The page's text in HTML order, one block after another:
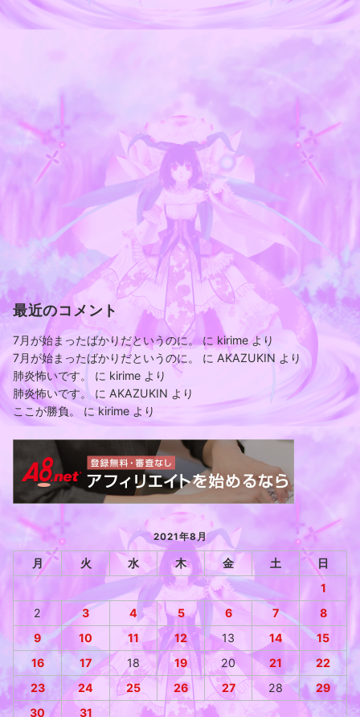
最近のコメント
7月が始まったばかりだというのに。 に kirimeより
7月が始まったばかりだというのに。
に AKAZUKIN より
肺炎怖いです。
に kirime より
肺炎怖いです。 に AKAZUKIN より
ここが勝負。
に kirime より
2021年8月
月 火 水 木 金 土
日
1
2
3 4 5 6 7
8
9
10 11 12 13 14
15
16
17 18 19 20 21
22
23
24 25 26 27 28
29
30
31